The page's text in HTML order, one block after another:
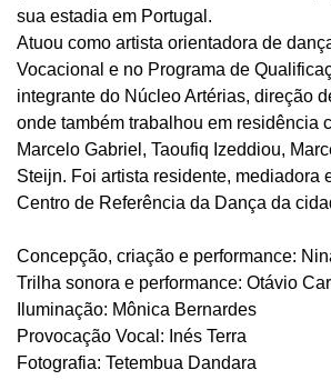
sua estadia em Portugal.
Atuou como artista orientadora de
Vocacional e no Programa de
integrante do Núcleo Artérias, direção
onde também trabalhou em residência
Marcelo Gabriel, Taoufiq Izeddiou,
Steijn. Foi artista residente, mediadora
Centro de Referência da Dança da
Concepção, criação e performance:
Trilha sonora e performance: Otávio
Iluminação: Mônica Bernardes
Provocação Vocal: Inés Terra
Fotografia: Tetembua Dandara